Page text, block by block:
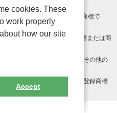
Play ロゴ は Google LLC の商標で
その他の国における登録商標または商
は、Adobe Inc.の米国およびその他の
名、ロゴは各社の商標または登録商標
cookies. These
work properly
how our site
Accept